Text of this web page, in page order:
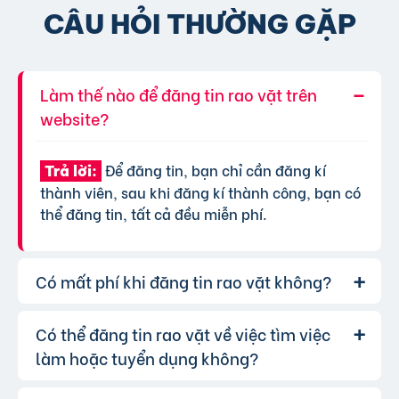
CÂU HỎI THƯỜNG GẶP
Làm thế nào để đăng tin rao vặt trên
website?
Trả lời: Để đăng tin, bạn chỉ cần đăng kí
thành viên, sau khi đăng kí thành công, bạn có
thể đăng tin, tất cả đều miễn phí.
Có mất phí khi đăng tin rao vặt không?
Trả lời: Chúng tôi cung cấp gói đăng tin miễn
phí cơ bản cho tất cả người dùng. Tuy nhiên, để
Có thể đăng tin rao vặt về việc tìm việc
làm hoặc tuyển dụng không?